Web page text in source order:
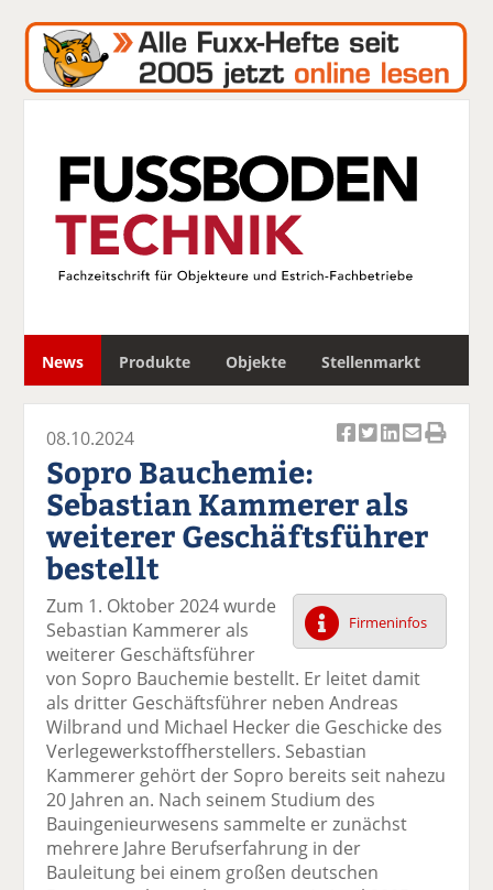
News Produkte Objekte Stellenmarkt
c
k
el
a
F
ac
e
b
o
o
k
te
il
e
n
k
el
t
tt
er
n
k
el
a
Li
n
k
e
di
n
il
n
k
el
p
E
m
ai
l
er
n
e
el
D
ck
e
n
08.10.2024
Sopro Bauchemie:
Sebastian Kammerer als
weiterer Geschäftsführer
bestellt
Firmeninfos
Zum 1. Oktober 2024 wurde
Sebastian Kammerer als
weiterer Geschäftsführer
von Sopro Bauchemie bestellt. Er leitet damit
als dritter Geschäftsführer neben Andreas
Wilbrand und Michael Hecker die Geschicke des
Verlegewerkstoffherstellers. Sebastian
Kammerer gehört der Sopro bereits seit nahezu
20 Jahren an. Nach seinem Studium des
Bauingenieurwesens sammelte er zunächst
mehrere Jahre Berufserfahrung in der
Bauleitung bei einem großen deutschen